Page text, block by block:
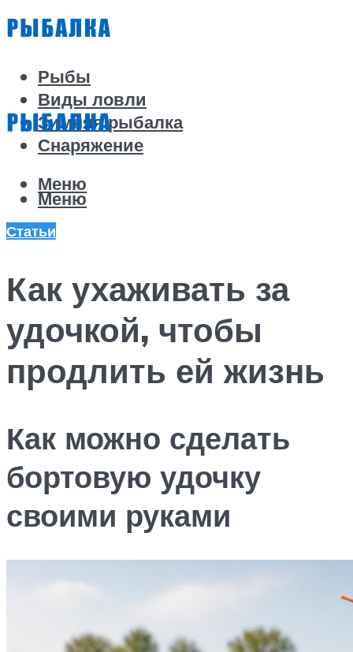
Рыбы
Виды ловли
Зимняя рыбалка
Снаряжение
Меню
Меню
Статьи
Как ухаживать за
удочкой, чтобы
продлить ей жизнь
Как можно сделать
бортовую удочку
своими руками